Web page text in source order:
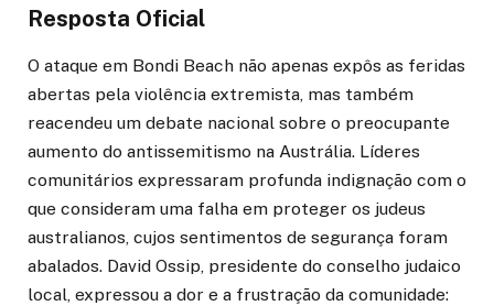
Resposta Oficial
O ataque em Bondi Beach não apenas expôs as feridas
abertas pela violência extremista, mas também
reacendeu um debate nacional sobre o preocupante
aumento do antissemitismo na Austrália. Líderes
comunitários expressaram profunda indignação com o
que consideram uma falha em proteger os judeus
australianos, cujos sentimentos de segurança foram
abalados. David Ossip, presidente do conselho judaico
local, expressou a dor e a frustração da comunidade: